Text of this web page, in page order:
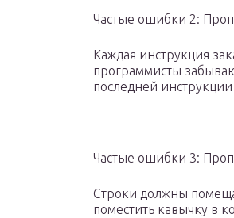
Частые ошибки 2:
Каждая инструкция
программисты
последней
Частые ошибки 3:
Строки должны
поместить кавычку в